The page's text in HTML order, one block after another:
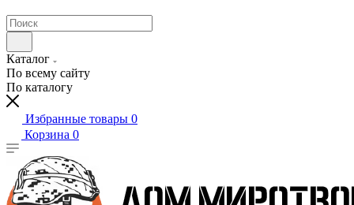
Каталог
По всему сайту
По каталогу
Избранные товары 0
Корзина 0